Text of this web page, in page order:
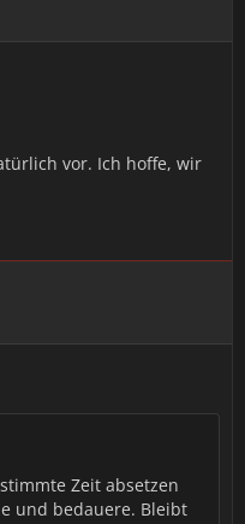
vor. Ich hoffe, wir
Zeit absetzen
und bedauere. Bleibt